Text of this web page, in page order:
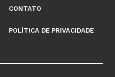
CONTATO
POLÍTICA DE PRIVACIDADE